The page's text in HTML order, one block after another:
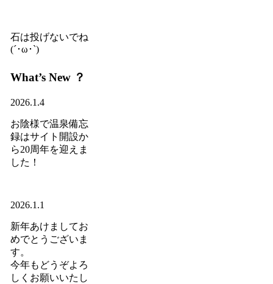
石は投げないでね
(´･ω･`)
What’s New ？
2026.1.4
お陰様で温泉備忘
録はサイト開設か
ら20周年を迎えま
した！
2026.1.1
新年あけましてお
めでとうございま
す。
今年もどうぞよろ
しくお願いいたし